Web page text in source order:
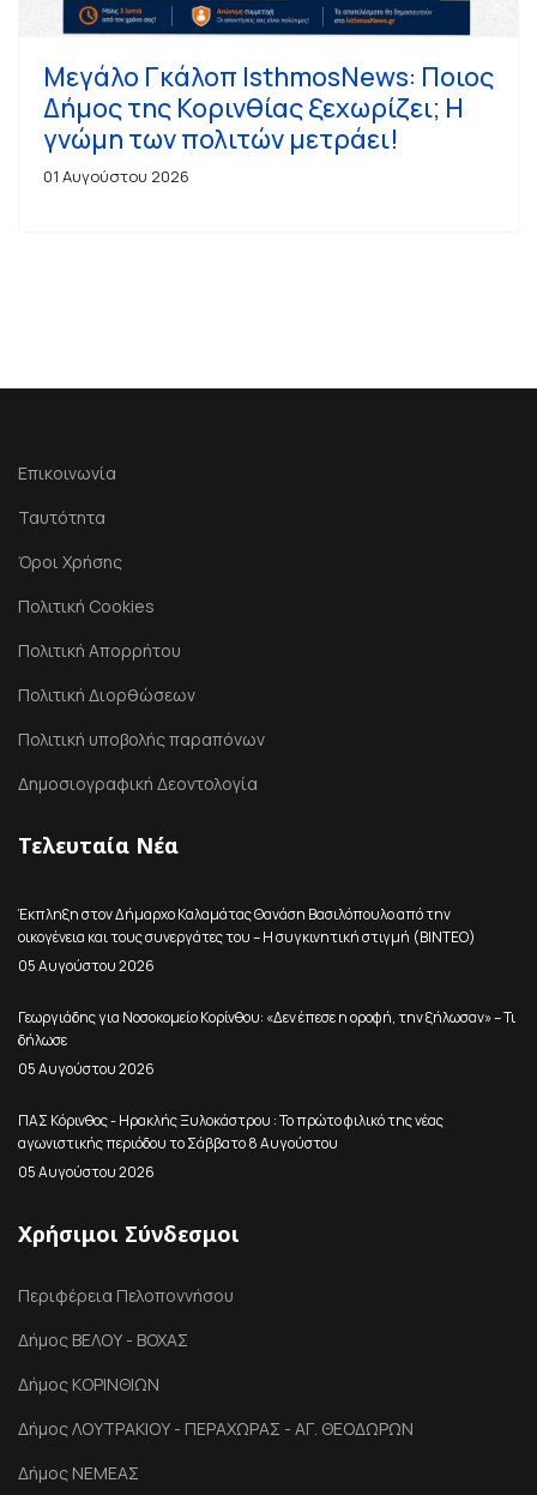
Μεγάλο Γκάλοπ IsthmosNews: Ποιος
Δήμος της Κορινθίας ξεχωρίζει; Η
γνώμη των πολιτών μετράει!
01 Αυγούστου 2026
Επικοινωνία
Ταυτότητα
Όροι Χρήσης
Πολιτική Cookies
Πολιτική Απορρήτου
Πολιτική Διορθώσεων
Πολιτική υποβολής παραπόνων
Δημοσιογραφική Δεοντολογία
Τελευταία Νέα
Έκπληξη στον Δήμαρχο Καλαμάτας Θανάση Βασιλόπουλο από την
οικογένεια και τους συνεργάτες του – Η συγκινητική στιγμή (ΒΙΝΤΕΟ)
05 Αυγούστου 2026
Γεωργιάδης για Νοσοκομείο Κορίνθου: «Δεν έπεσε η οροφή, την ξήλωσαν» – Τι
δήλωσε
05 Αυγούστου 2026
ΠΑΣ Κόρινθος - Ηρακλής Ξυλοκάστρου : Το πρώτο φιλικό της νέας
αγωνιστικής περιόδου το Σάββατο 8 Αυγούστου
05 Αυγούστου 2026
Χρήσιμοι Σύνδεσμοι
Περιφέρεια Πελοποννήσου
Δήμος ΒΕΛΟΥ - ΒΟΧΑΣ
Δήμος ΚΟΡΙΝΘΙΩΝ
Δήμος ΛΟΥΤΡΑΚΙΟΥ - ΠΕΡΑΧΩΡΑΣ - ΑΓ. ΘΕΟΔΩΡΩΝ
Δήμος ΝΕΜΕΑΣ